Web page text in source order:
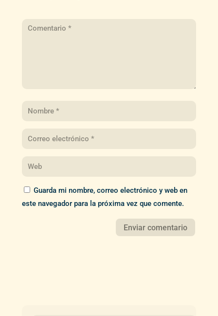
Guarda mi nombre, correo electrónico y web en
este navegador para la próxima vez que comente.